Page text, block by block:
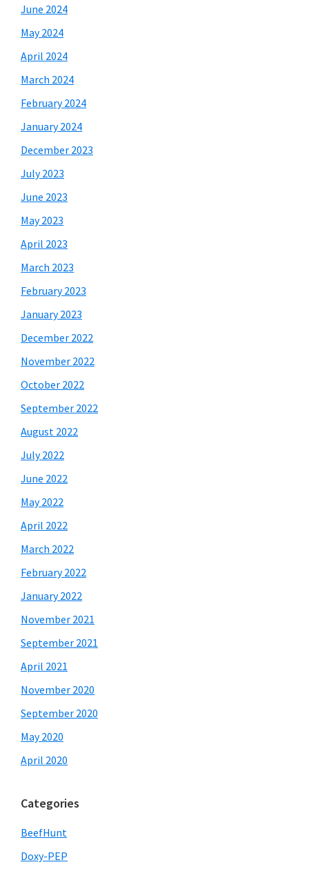
June 2024
May 2024
April 2024
March 2024
February 2024
January 2024
December 2023
July 2023
June 2023
May 2023
April 2023
March 2023
February 2023
January 2023
December 2022
November 2022
October 2022
September 2022
August 2022
July 2022
June 2022
May 2022
April 2022
March 2022
February 2022
January 2022
November 2021
September 2021
April 2021
November 2020
September 2020
May 2020
April 2020
Categories
BeefHunt
Doxy-PEP